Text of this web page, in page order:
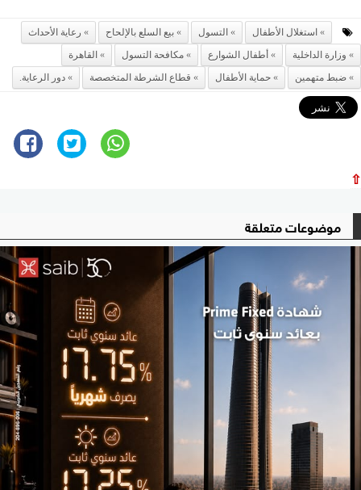
استغلال الأطفال التسول بيع السلع بالإلحاح
رعاية الأحداث
وزارة الداخلية
أطفال الشوارع مكافحة التسول
القاهرة
ضبط متهمين
حماية الأطفال قطاع الشرطة المتخصصة دور الرعاية.
⇧
موضوعات متعلقة